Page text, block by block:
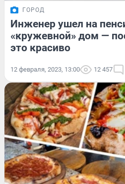
ГОРОД
Инженер ушел на
«кружевной» дом —
это красиво
12 февраля, 2023, 13:00 12 457